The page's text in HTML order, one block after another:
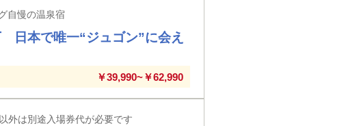
自慢の温泉宿
日本で唯一“ジュゴン”に会え
￥39,990~￥62,990
は別途入場券代が必要です